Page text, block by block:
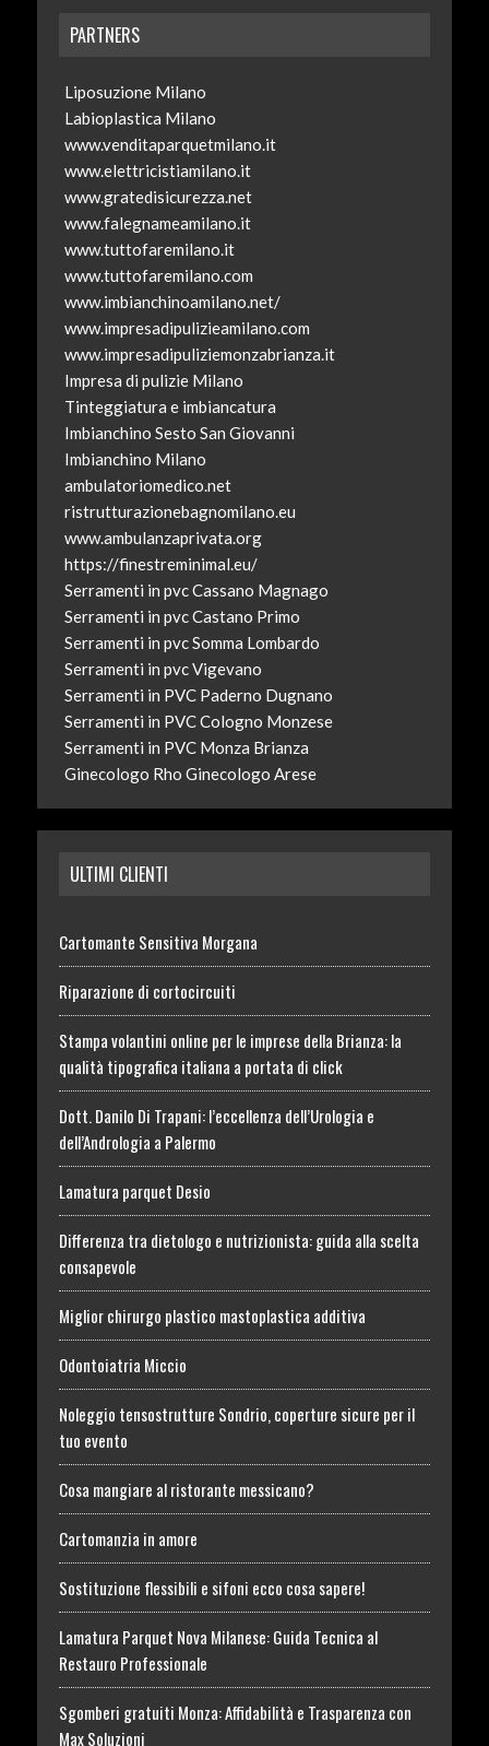
PARTNERS
Liposuzione Milano
Labioplastica Milano
www.venditaparquetmilano.it
www.elettricistiamilano.it
www.gratedisicurezza.net
www.falegnameamilano.it
www.tuttofaremilano.it
www.tuttofaremilano.com
www.imbianchinoamilano.net/
www.impresadipulizieamilano.com
www.impresadipuliziemonzabrianza.it
Impresa di pulizie Milano
Tinteggiatura e imbiancatura
Imbianchino Sesto San Giovanni
Imbianchino Milano
ambulatoriomedico.net
ristrutturazionebagnomilano.eu
www.ambulanzaprivata.org
https://finestreminimal.eu/
Serramenti in pvc Cassano Magnago
Serramenti in pvc Castano Primo
Serramenti in pvc Somma Lombardo
Serramenti in pvc Vigevano
Serramenti in PVC Paderno Dugnano
Serramenti in PVC Cologno Monzese
Serramenti in PVC Monza Brianza
Ginecologo Rho Ginecologo Arese
ULTIMI CLIENTI
Cartomante Sensitiva Morgana
Riparazione di cortocircuiti
Stampa volantini online per le imprese della Brianza: la
qualità tipografica italiana a portata di click
Dott. Danilo Di Trapani: l’eccellenza dell’Urologia e
dell’Andrologia a Palermo
Lamatura parquet Desio
Differenza tra dietologo e nutrizionista: guida alla scelta
consapevole
Miglior chirurgo plastico mastoplastica additiva
Odontoiatria Miccio
Noleggio tensostrutture Sondrio, coperture sicure per il
tuo evento
Cosa mangiare al ristorante messicano?
Cartomanzia in amore
Sostituzione flessibili e sifoni ecco cosa sapere!
Lamatura Parquet Nova Milanese: Guida Tecnica al
Restauro Professionale
Sgomberi gratuiti Monza: Affidabilità e Trasparenza con
Max Soluzioni